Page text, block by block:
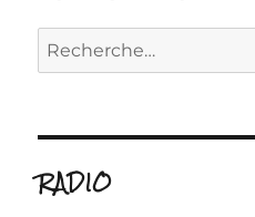
Recherche
pour :
RADIO